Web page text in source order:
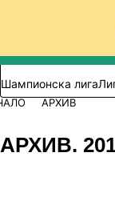
Към
Шампионска лига
АРХИВ
АРХИВ.